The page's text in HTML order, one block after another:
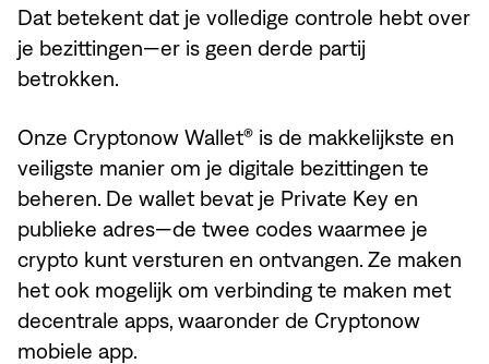
Dat betekent dat je volledige controle hebt over
je bezittingen—er is geen derde partij
betrokken.
Onze Cryptonow Wallet® is de makkelijkste en
veiligste manier om je digitale bezittingen te
beheren. De wallet bevat je Private Key en
publieke adres—de twee codes waarmee je
crypto kunt versturen en ontvangen. Ze maken
het ook mogelijk om verbinding te maken met
decentrale apps, waaronder de Cryptonow
mobiele app.